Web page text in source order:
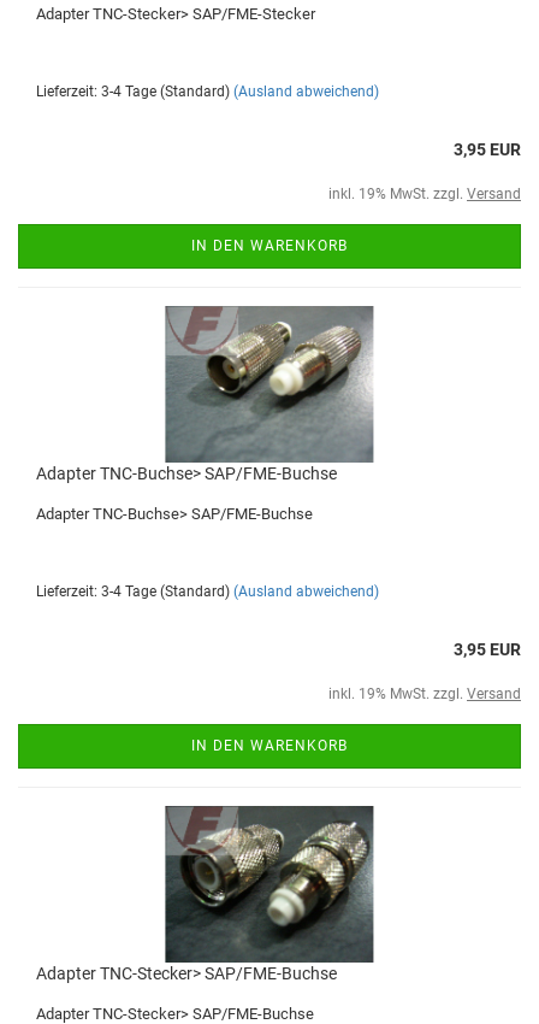
Adapter TNC-Stecker> SAP/FME-Stecker
Lieferzeit: 3-4 Tage (Standard) (Ausland abweichend)
3,95 EUR
inkl. 19% MwSt. zzgl. Versand
IN DEN WARENKORB
Adapter TNC-Buchse> SAP/FME-Buchse
Adapter TNC-Buchse> SAP/FME-Buchse
Lieferzeit: 3-4 Tage (Standard) (Ausland abweichend)
3,95 EUR
inkl. 19% MwSt. zzgl. Versand
IN DEN WARENKORB
Adapter TNC-Stecker> SAP/FME-Buchse
Adapter TNC-Stecker> SAP/FME-Buchse